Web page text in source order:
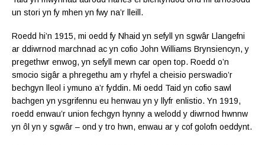
un stori yn fy mhen yn fwy na’r lleill.
Roedd hi’n 1915, mi oedd fy Nhaid yn sefyll yn sgwâr Llangefni
ar ddiwrnod marchnad ac yn cofio John Williams Brynsiencyn, y
pregethwr enwog, yn sefyll mewn car open top. Roedd o’n
smocio sigâr a phregethu am y rhyfel a cheisio perswadio’r
bechgyn lleol i ymuno a’r fyddin. Mi oedd Taid yn cofio sawl
bachgen yn ysgrifennu eu henwau yn y llyfr enlistio. Yn 1919,
roedd enwau’r union fechgyn hynny a welodd y diwrnod hwnnw
yn ôl yn y sgwâr – ond y tro hwn, enwau ar y cof golofn oeddynt.